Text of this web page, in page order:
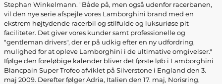
Stephan Winkelmann. "Både på, men også udenfor racerbanen,
vil den nye serie afspejle vores Lamborghini brand med en
ekstrem højtydende racerbil og stilfulde og luksuriøse pit
faciliteter. Det giver vores kunder samt professionelle og
"gentleman drivers", der er på udkig efter en ny udfordring,
mulighed for at opleve Lamborghini i de ultimative omgivelser."
Ifølge den foreløbige kalender bliver det første løb i Lamborghini
Blancpain Super Trofeo afviklet på Silverstone i England den 3.
maj 2009. Derefter følger Adria, Italien den 17. maj, Norisring,